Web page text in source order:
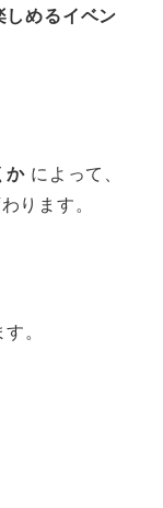
しめるイベン
か によって、
ります。
。